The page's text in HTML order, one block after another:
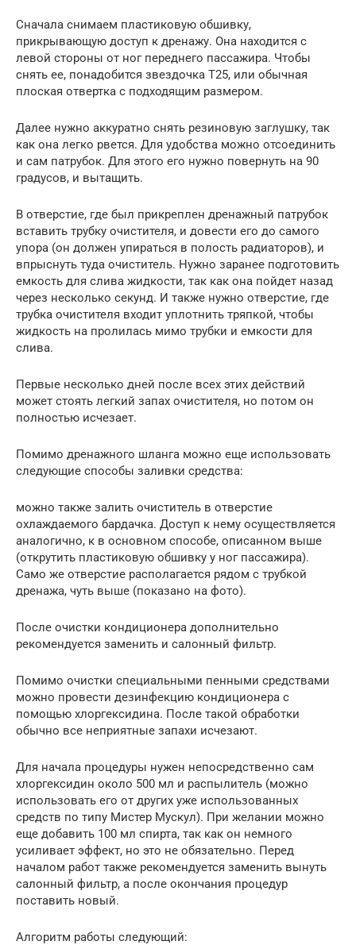
Сначала снимаем пластиковую обшивку,
прикрывающую доступ к дренажу. Она находится с
левой стороны от ног переднего пассажира. Чтобы
снять ее, понадобится звездочка Т25, или обычная
плоская отвертка с подходящим размером.
Далее нужно аккуратно снять резиновую заглушку, так
как она легко рвется. Для удобства можно отсоединить
и сам патрубок. Для этого его нужно повернуть на 90
градусов, и вытащить.
В отверстие, где был прикреплен дренажный патрубок
вставить трубку очистителя, и довести его до самого
упора (он должен упираться в полость радиаторов), и
впрыснуть туда очиститель. Нужно заранее подготовить
емкость для слива жидкости, так как она пойдет назад
через несколько секунд. И также нужно отверстие, где
трубка очистителя входит уплотнить тряпкой, чтобы
жидкость на пролилась мимо трубки и емкости для
слива.
Первые несколько дней после всех этих действий
может стоять легкий запах очистителя, но потом он
полностью исчезает.
Помимо дренажного шланга можно еще использовать
следующие способы заливки средства:
можно также залить очиститель в отверстие
охлаждаемого бардачка. Доступ к нему осуществляется
аналогично, к в основном способе, описанном выше
(открутить пластиковую обшивку у ног пассажира).
Само же отверстие располагается рядом с трубкой
дренажа, чуть выше (показано на фото).
После очистки кондиционера дополнительно
рекомендуется заменить и салонный фильтр.
Помимо очистки специальными пенными средствами
можно провести дезинфекцию кондиционера с
помощью хлоргексидина. После такой обработки
обычно все неприятные запахи исчезают.
Для начала процедуры нужен непосредственно сам
хлоргексидин около 500 мл и распылитель (можно
использовать его от других уже использованных
средств по типу Мистер Мускул). При желании можно
еще добавить 100 мл спирта, так как он немного
усиливает эффект, но это не обязательно. Перед
началом работ также рекомендуется заменить вынуть
салонный фильтр, а после окончания процедур
поставить новый.
Алгоритм работы следующий: